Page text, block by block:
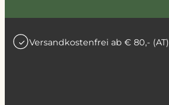
Versandkostenfrei ab € 80,- (AT)